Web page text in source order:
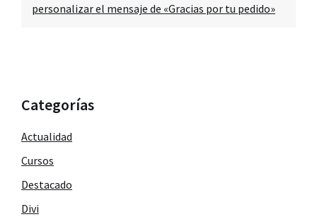
personalizar el mensaje de «Gracias por tu pedido»
Categorías
Actualidad
Cursos
Destacado
Divi